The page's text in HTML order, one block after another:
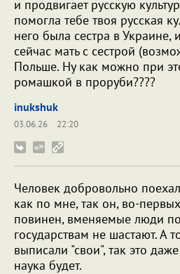
и продвигает русскую
помогла тебе твоя русская
него была сестра в Украине,
сейчас мать с сестрой
Польше. Ну как можно при
ромашкой в проруби????
inukshuk
03.06.26
22:20
Человек добровольно
как по мне, так он, во-
повинен, вменяемые люди
государствам не шастают. А
выписали "свои", так это
наука будет.